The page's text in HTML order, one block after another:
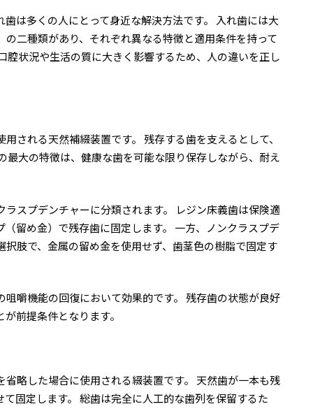
は多くの人にとって身近な解決方法です。 入れ歯には大
二種類があり、それぞれ異なる特徴と適用条件を持って
腔状況や生活の質に大きく影響するため、人の違いを正し
される天然補綴装置です。 残存する歯を支えるとして、
最大の特徴は、健康な歯を可能な限り保存しながら、耐え
スプデンチャーに分類されます。 レジン床義歯は保険適
留め金）で残存歯に固定します。 一方、ノンクラスプデ
肢で、金属の留め金を使用せず、歯茎色の樹脂で固定す
嚼機能の回復において効果的です。 残存歯の状態が良好
前提条件となります。
略した場合に使用される綴装置です。 天然歯が一本も残
固定します。 総歯は完全に人工的な歯列を保留するた